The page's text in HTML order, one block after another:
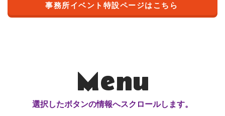
事務所イベント特設ページはこちら
Menu
選択したボタンの情報へスクロールします。